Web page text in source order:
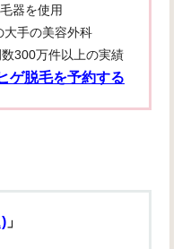
器を使用
大手の美容外科
300万件以上の実績
ゲ脱毛を予約する
」